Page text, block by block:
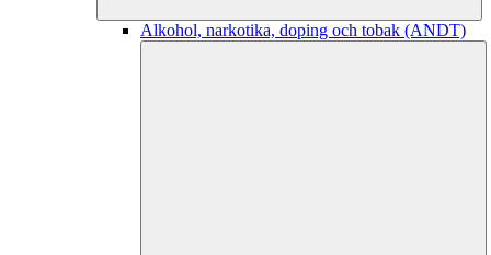
Alkohol, narkotika, doping och tobak (ANDT)